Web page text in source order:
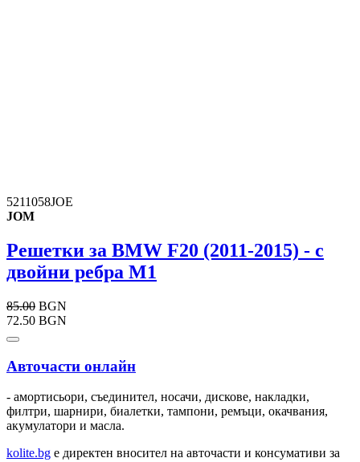
5211058JOE
JOM
Решетки за BMW F20 (2011-2015) - с
двойни ребра M1
85.00 BGN
72.50 BGN
Авточасти онлайн
- амортисьори, съединител, носачи, дискове, накладки,
филтри, шарнири, биалетки, тампони, ремъци, окачвания,
акумулатори и масла.
kolite.bg e директен вносител на авточасти и консумативи за